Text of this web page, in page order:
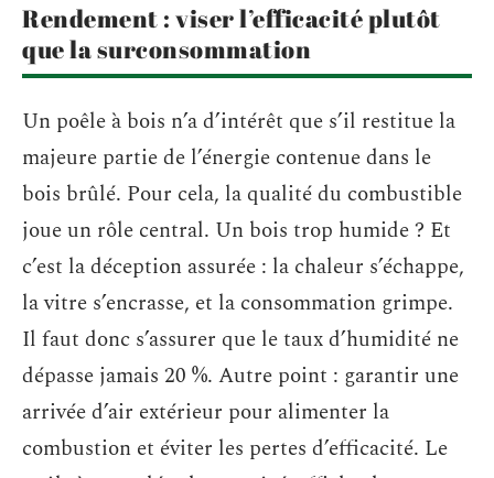
Rendement : viser l’efficacité plutôt
que la surconsommation
Un poêle à bois n’a d’intérêt que s’il restitue la
majeure partie de l’énergie contenue dans le
bois brûlé. Pour cela, la qualité du combustible
joue un rôle central. Un bois trop humide ? Et
c’est la déception assurée : la chaleur s’échappe,
la vitre s’encrasse, et la consommation grimpe.
Il faut donc s’assurer que le taux d’humidité ne
dépasse jamais 20 %. Autre point : garantir une
arrivée d’air extérieur pour alimenter la
combustion et éviter les pertes d’efficacité. Le